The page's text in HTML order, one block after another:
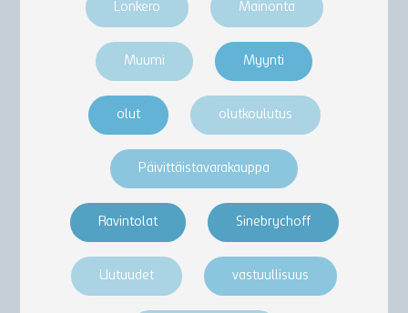
Lonkero Mainonta
Muumi Myynti
olut olutkoulutus
Päivittäistavarakauppa
Ravintolat Sinebrychoff
Uutuudet vastuullisuus